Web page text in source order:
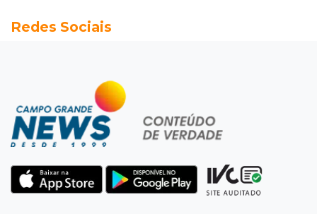
Um dia após matar companheira, homem se
Nova Ala
Hospital de Câncer inaugura 20 leitos de UTI e
amplia capacidade para pacientes
Recém-nascida desaparecida foi entregue
para pagar dívida do pai com facção
Redes Sociais